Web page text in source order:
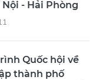
Nội - Hải Phòng
Quốc hội về
thành phố